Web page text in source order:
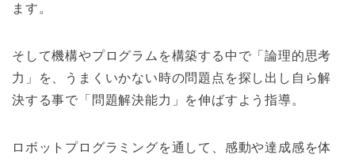
ます。
そして機構やプログラムを構築する中で「論理的思考
力」を、うまくいかない時の問題点を探し出し自ら解
決する事で「問題解決能力」を伸ばすよう指導。
ロボットプログラミングを通して、感動や達成感を体